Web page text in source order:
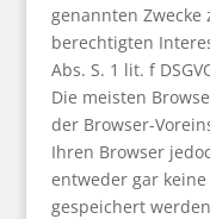
genannten
berechtigten
Abs. S. 1 lit. f
Die meisten
der Browser-
Ihren Browser
entweder gar
gespeichert